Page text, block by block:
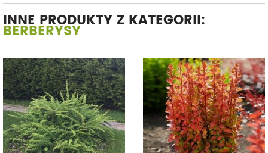
INNE PRODUKTY Z KATEGORII:
BERBERYSY